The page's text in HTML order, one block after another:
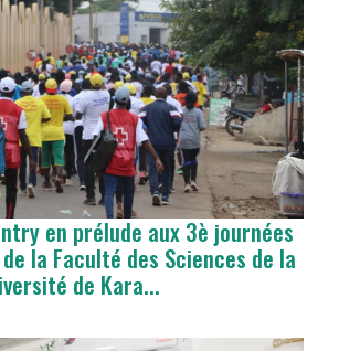
en prélude aux 3è journées
la Faculté des Sciences de la
de Kara...